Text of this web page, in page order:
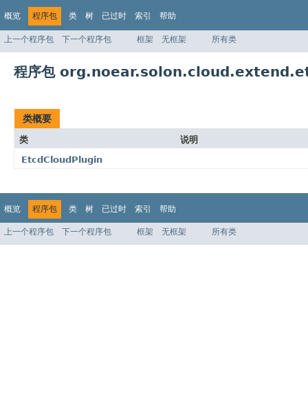
概览 程序包 类 树 已过时 索引 帮助
上一个程序包 下一个程序包 框架 无框架 所有类
程序包
类概要
类
说明
EtcdCloudPlugin
概览 程序包 类 树 已过时 索引 帮助
上一个程序包 下一个程序包 框架 无框架 所有类